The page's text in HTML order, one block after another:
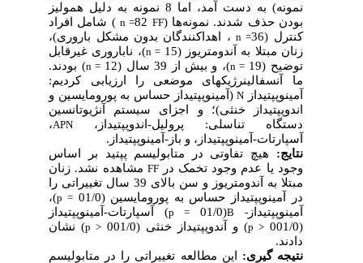
نمونه) به دست آمد، اما 8 نمونه به دلیل همولیز
بودن حذف شدند. نمونهها (FF
82
n = ) شامل افراد
کنترل (36
n = ، اهداکنندگان بدون مشکل باروری)،
زنان مبتلا به آندومتریوز (15
n =)، ناباروری غیرقابل
توضیح (19
=
n)، و بیش از 39 سال (12 =
n) بودند.
ما آنسفالینرژیک­های موضعی را ارزیابی کردیم:
آمینوپپتیداز N
(آمینوپپتیداز حساس به پورومایسین و
اندوپپتیداز خنثی)؛ و اجزای سیستم آنژیوتانسین
دستگاه تناسلی: پرولیل-اندوپپتیداز،
APN،
آسپارتات-آمینوپپتیداز، و باز-آمینوپپتیداز.
نتایج:هیچ تفاوتی در متابولیسم پپتید بر اساس
وجود یا عدم وجود تخمک درFF مشاهده نشد. زنان
مبتلا به آندومتریوز و سن بالای 39 سال تغییراتی را
در آمینوپپتیداز حساس به پورومایسین (01/0
=
p )،
آمینوپپتیداز
(01/0
=
p
) آسپارتات-آمینوپپتیداز
<
p ) و آندوپپتیداز خنثی (001/0 <
p ) نشان
دادند.
نتیجه ­گیری: این مطالعه تغییراتی را در متابولیسم